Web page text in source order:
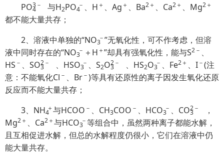
PO4
3－ 与H2PO4 、H ＋ 、Ag ＋ 、Ba2＋ 、Ca2＋ 、Mg2＋
都不能大量共存；
2、溶液中单独的“NO3
”无氧化性，可不作考虑，但溶
液中同时存在的“NO3 ＋H ＋”却具有强氧化性，能与S2－ 、
HS － 、SO3
2－ 、HSO3 、S2O3
2－ 、HS2O3 、Fe2＋ 、I－(注
意：不能氧化Cl － 、Br－)等具有还原性的离子因发生氧化还原
反应而不能大量共存；
3、 NH4 与HCOO － 、CH3COO － 、HCO3 、CO3
2－
，
Mg2＋ 、Ca2＋与HCO3
等组合中，虽然两种离子都能水解，
且互相促进水解，但总的水解程度仍很小，它们在溶液中仍
能大量共存。